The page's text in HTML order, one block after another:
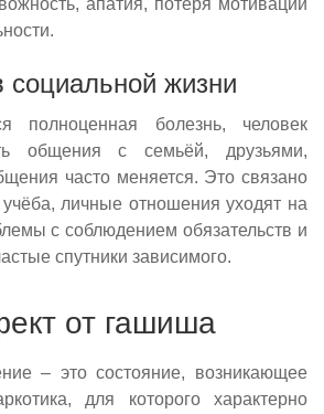
социальной жизни
полноценная болезнь, человек
общения с семьёй, друзьями,
часто меняется. Это связано
личные отношения уходят на
с соблюдением обязательств и
спутники зависимого.
от гашиша
– это состояние, возникающее
для которого характерно